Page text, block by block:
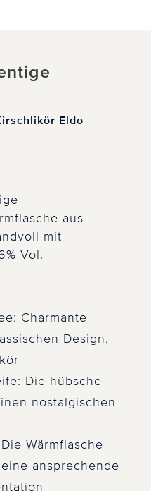
Eldo
aus
mit
Vol.
Charmante
Design,
Die hübsche
nostalgischen
Wärmflasche
ansprechende